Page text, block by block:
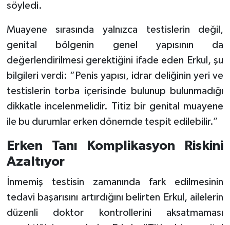
söyledi.
Muayene sırasında yalnızca testislerin değil,
genital bölgenin genel yapısının da
değerlendirilmesi gerektiğini ifade eden Erkul, şu
bilgileri verdi: “Penis yapısı, idrar deliğinin yeri ve
testislerin torba içerisinde bulunup bulunmadığı
dikkatle incelenmelidir. Titiz bir genital muayene
ile bu durumlar erken dönemde tespit edilebilir.”
Erken Tanı Komplikasyon Riskini
Azaltıyor
İnmemiş testisin zamanında fark edilmesinin
tedavi başarısını artırdığını belirten Erkul, ailelerin
düzenli doktor kontrollerini aksatmaması